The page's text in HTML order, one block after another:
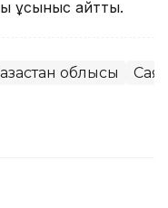
ұсыныс айтты.
облысы